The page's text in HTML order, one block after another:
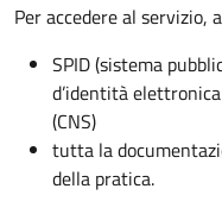
Per accedere al servizio,
SPID (sistema
d’identità
(CNS)
tutta la
della pratica.